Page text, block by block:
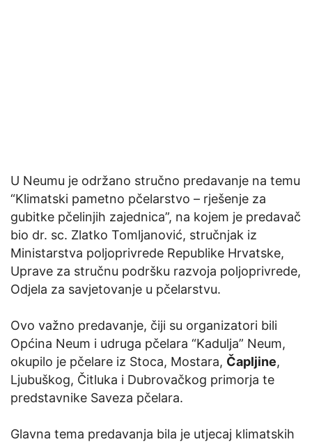
U Neumu je održano stručno predavanje na temu
“Klimatski pametno pčelarstvo – rješenje za
gubitke pčelinjih zajednica”, na kojem je predavač
bio dr. sc. Zlatko Tomljanović, stručnjak iz
Ministarstva poljoprivrede Republike Hrvatske,
Uprave za stručnu podršku razvoja poljoprivrede,
Odjela za savjetovanje u pčelarstvu.
Ovo važno predavanje, čiji su organizatori bili
Općina Neum i udruga pčelara “Kadulja” Neum,
okupilo je pčelare iz Stoca, Mostara, Čapljine,
Ljubuškog, Čitluka i Dubrovačkog primorja te
predstavnike Saveza pčelara.
Glavna tema predavanja bila je utjecaj klimatskih